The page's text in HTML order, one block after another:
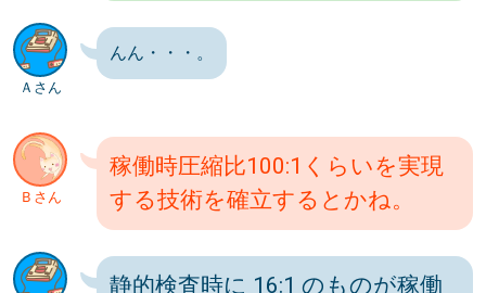
Ａさん
んん・・・。
Ｂさん
稼働時圧縮比100:1くらいを実現
する技術を確立するとかね。
静的検査時に 16:1 のものが稼働